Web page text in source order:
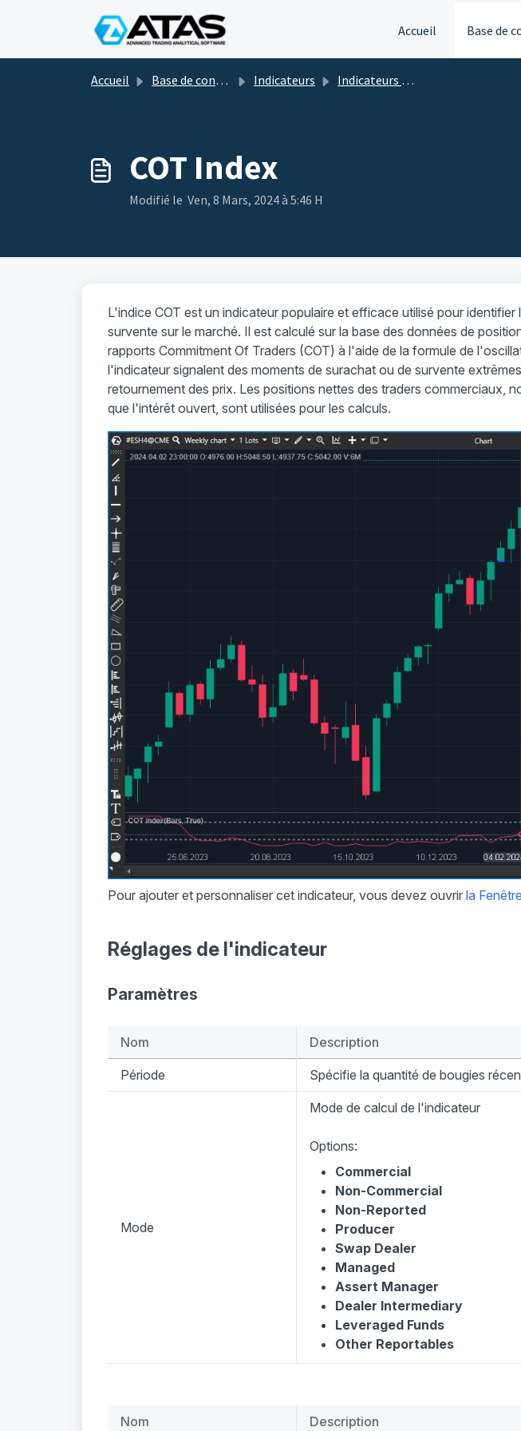
Accueil
Base de
Accueil Base de connaissances Indicateurs Indicateurs classiques et techniques
COT Index
Modifié le Ven, 8 Mars, 2024 à 5:46 H
L'indice COT est un indicateur populaire et efficace utilisé pour
survente sur le marché. Il est calculé sur la base des données de
rapports Commitment Of Traders (COT) à l'aide de la formule de
l'indicateur signalent des moments de surachat ou de survente
retournement des prix. Les positions nettes des traders commerciaux,
que l'intérêt ouvert, sont utilisées pour les calculs.
Pour ajouter et personnaliser cet indicateur, vous devez ouvrir la
Réglages de l'indicateur
Paramètres
Nom Description
Période Spécifie la quantité de bougies
Mode
Mode de calcul de l'indicateur
Options:
Commercial
Non-Commercial
Non-Reported
Producer
Swap Dealer
Managed
Assert Manager
Dealer Intermediary
Leveraged Funds
Other Reportables
Nom Description